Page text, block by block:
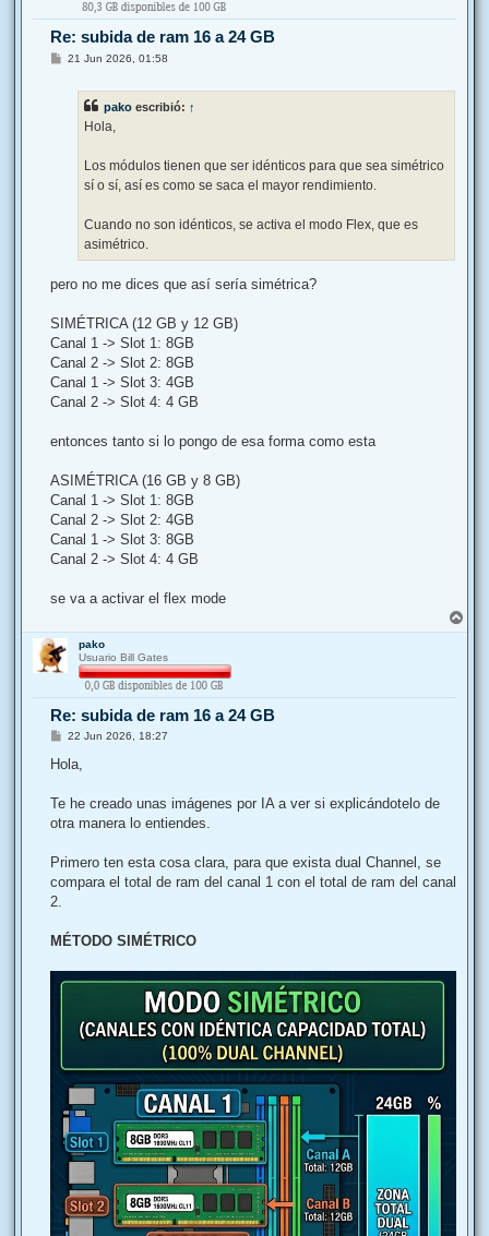
Re: subida de ram 16 a 24 GB
M21 Jun 2026, 01:58
pako escribió: ↑
Hola,
Los módulos tienen que ser idénticos para que sea simétrico
sí o sí, así es como se saca el mayor rendimiento.
Cuando no son idénticos, se activa el modo Flex, que es
asimétrico.
pero no me dices que así sería simétrica?
SIMÉTRICA (12 GB y 12 GB)
Canal 1 -> Slot 1: 8GB
Canal 2 -> Slot 2: 8GB
Canal 1 -> Slot 3: 4GB
Canal 2 -> Slot 4: 4 GB
entonces tanto si lo pongo de esa forma como esta
ASIMÉTRICA (16 GB y 8 GB)
Canal 1 -> Slot 1: 8GB
Canal 2 -> Slot 2: 4GB
Canal 1 -> Slot 3: 8GB
Canal 2 -> Slot 4: 4 GB
se va a activar el flex mode
r
pako
Usuario Bill Gates
Re: subida de ram 16 a 24 GB
M
n
j
22 Jun 2026, 18:27
Hola,
Te he creado unas imágenes por IA a ver si explicándotelo de
otra manera lo entiendes.
Primero ten esta cosa clara, para que exista dual Channel, se
compara el total de ram del canal 1 con el total de ram del canal
2.
MÉTODO SIMÉTRICO